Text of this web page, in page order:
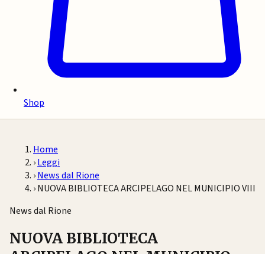
Shop
Home
›Leggi
›News dal Rione
›NUOVA BIBLIOTECA ARCIPELAGO NEL MUNICIPIO VIII
News dal Rione
NUOVA BIBLIOTECA